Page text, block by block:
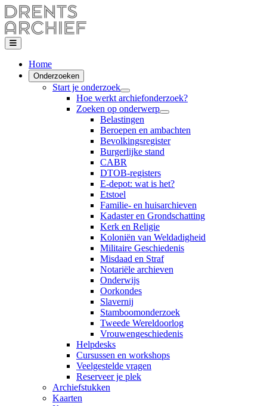
Home
Onderzoeken
Start je onderzoek
Hoe werkt archiefonderzoek?
Zoeken op onderwerp
Belastingen
Beroepen en ambachten
Bevolkingsregister
Burgerlijke stand
CABR
DTOB-registers
E-depot: wat is het?
Etstoel
Familie- en huisarchieven
Kadaster en Grondschatting
Kerk en Religie
Koloniën van Weldadigheid
Militaire Geschiedenis
Misdaad en Straf
Notariële archieven
Onderwijs
Oorkondes
Slavernij
Stamboomonderzoek
Tweede Wereldoorlog
Vrouwengeschiedenis
Helpdesks
Cursussen en workshops
Veelgestelde vragen
Reserveer je plek
Archiefstukken
Kaarten